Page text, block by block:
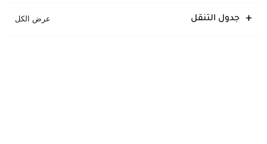
جدول التنقل